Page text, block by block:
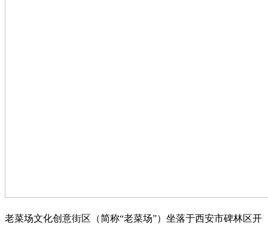
老菜场文化创意街区（简称“老菜场”）坐落于西安市碑林区开